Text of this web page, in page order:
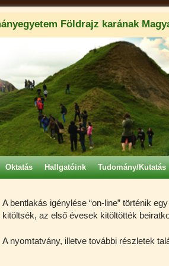
Földrajz karának
Oktatás Hallgatóink Tudomány/Kutatás
A bentlakás igénylése “on-line” történik
kitöltsék, az első évesek kitöltötték
A nyomtatvány, illetve további részletek